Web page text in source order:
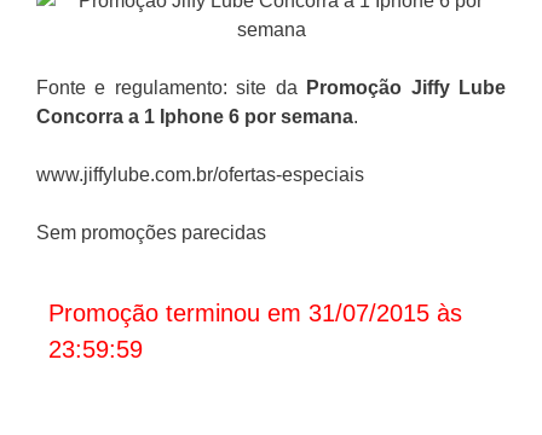
Fonte e regulamento: site da
Promoção Jiffy Lube
Concorra a 1 Iphone 6 por semana.
www.jiffylube.com.br/ofertas-especiais
Sem promoções parecidas
Promoção terminou em 31/07/2015 às
23:59:59